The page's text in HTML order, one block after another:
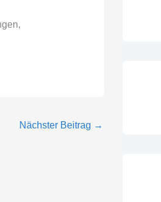
Nächster Beitrag →